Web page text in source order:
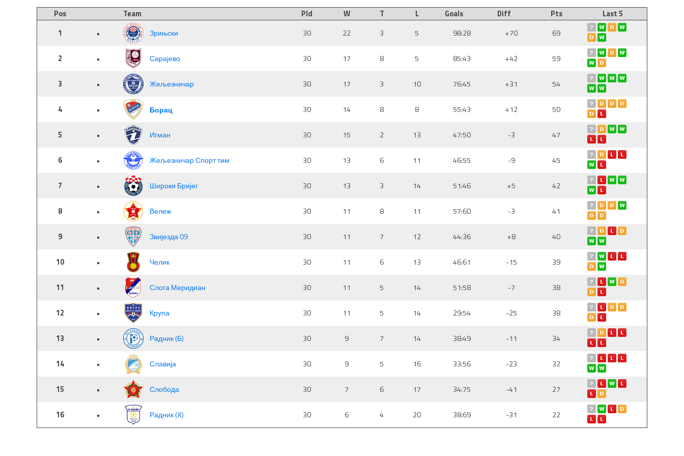
Pos Team Pld W T L Goals Diff Pts
Last 5
1
• Зрињски 30 22 3 5 98:28 +70 69
2 • Сарајево 30 17 8 5 85:43 +42 59
3 • Жељезничар 30 17 3 10 76:45 +31 54
4 • Борац 30 14 8 8 55:43 +12 50
5 • Игман 30 15 2 13 47:50 -3 47
6 • Жељезничар Спорт тим 30 13 6 11 46:55 -9 45
7 • Широки Бријег 30 13 3 14 51:46 +5 42
8 • Вележ 30 11 8 11 57:60 -3 41
9 • Звијезда 09 30 11 7 12 44:36 +8 40
10 • Челик 30 11 6 13 46:61 -15 39
11 • Слога Меридиан 30 11 5 14 51:58 -7 38
12 • Крупа 30 11 5 14 29:54 -25 38
13 • Радник (Б) 30 9 7 14 38:49 -11 34
14 • Славија 30 9 5 16 33:56 -23 32
15 • Слобода 30 7 6 17 34:75 -41 27
16 • Радник (Х) 30 6 4 20 38:69 -31 22